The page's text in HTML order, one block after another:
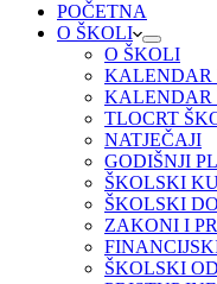
POČETNA
O ŠKOLI
O ŠKOLI
KALENDAR
KALENDAR
TLOCRT
NATJEČAJI
GODIŠNJI
ŠKOLSKI
ŠKOLSKI
ZAKONI I
ŠKOLSKI